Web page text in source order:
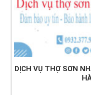
DỊCH VỤ THỢ SƠN